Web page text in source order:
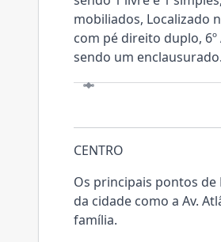
mobiliados, Localizado
com pé direito duplo,
sendo um enclausurado.
CENTRO
Os principais pontos de
da cidade como a Av.
família.